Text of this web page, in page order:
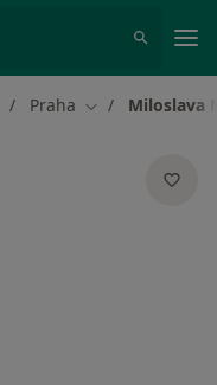
Praha Změna města
Miloslava